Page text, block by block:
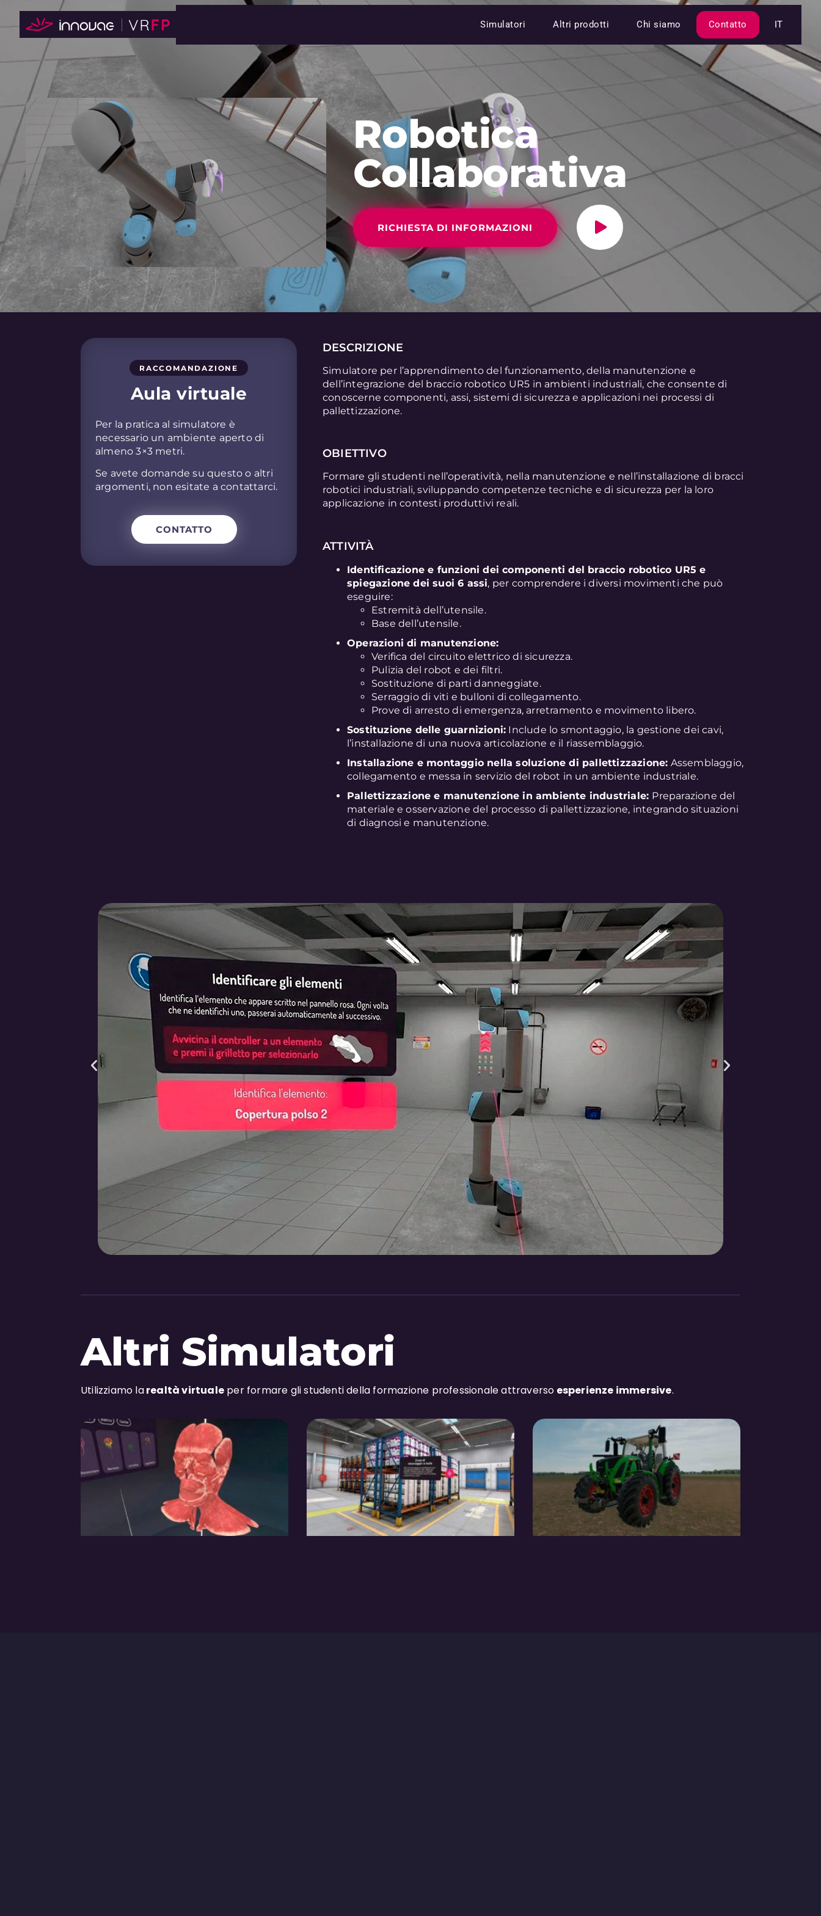
Simulatori Altri prodotti Chi siamo Contatto IT
Robotica
Collaborativa
RICHIESTA DI INFORMAZIONI
RACCOMANDAZIONE
Aula virtuale
Per la pratica al simulatore è
necessario un ambiente aperto di
almeno 3×3 metri.
Se avete domande su questo o altri
argomenti, non esitate a contattarci.
CONTATTO
DESCRIZIONE
Simulatore per l’apprendimento del funzionamento, della manutenzione e
dell’integrazione del braccio robotico UR5 in ambienti industriali, che consente di
conoscerne componenti, assi, sistemi di sicurezza e applicazioni nei processi di
pallettizzazione.
OBIETTIVO
Formare gli studenti nell’operatività, nella manutenzione e nell’installazione di bracci
robotici industriali, sviluppando competenze tecniche e di sicurezza per la loro
applicazione in contesti produttivi reali.
ATTIVITÀ
Identificazione e funzioni dei componenti del braccio robotico UR5 e
spiegazione dei suoi 6 assi, per comprendere i diversi movimenti che può
eseguire:
Estremità dell’utensile.
Base dell’utensile.
Operazioni di manutenzione:
Verifica del circuito elettrico di sicurezza.
Pulizia del robot e dei filtri.
Sostituzione di parti danneggiate.
Serraggio di viti e bulloni di collegamento.
Prove di arresto di emergenza, arretramento e movimento libero.
Sostituzione delle guarnizioni: Include lo smontaggio, la gestione dei cavi,
l’installazione di una nuova articolazione e il riassemblaggio.
Installazione e montaggio nella soluzione di pallettizzazione: Assemblaggio,
collegamento e messa in servizio del robot in un ambiente industriale.
Pallettizzazione e manutenzione in ambiente industriale: Preparazione del
materiale e osservazione del processo di pallettizzazione, integrando situazioni
di diagnosi e manutenzione.
Altri Simulatori
Utilizziamo larealtà virtuale per formare gli studenti della formazione professionale attraverso esperienze immersive.